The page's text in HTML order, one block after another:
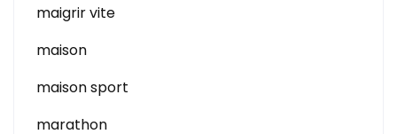
maigrir vite
maison
maison sport
marathon